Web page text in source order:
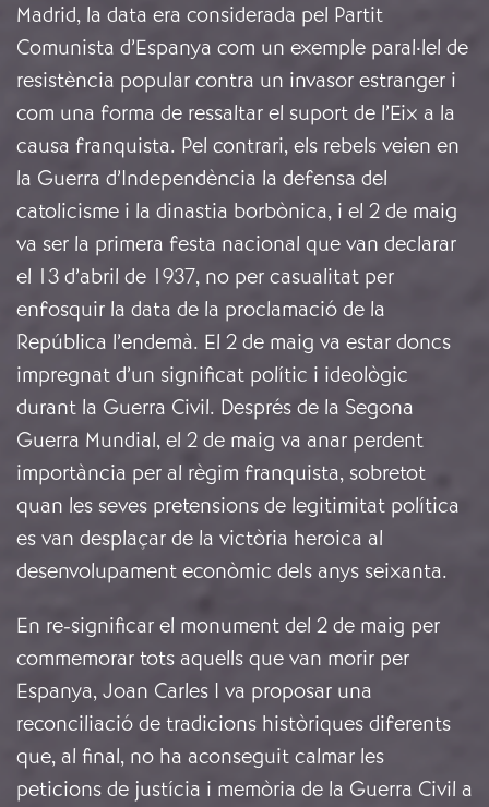
Madrid, la data era considerada pel Partit
Comunista d’Espanya com un exemple paral·lel de
resistència popular contra un invasor estranger i
com una forma de ressaltar el suport de l’Eix a la
causa franquista. Pel contrari, els rebels veien en
la Guerra d’Independència la defensa del
catolicisme i la dinastia borbònica, i el 2 de maig
va ser la primera festa nacional que van declarar
el 13 d’abril de 1937, no per casualitat per
enfosquir la data de la proclamació de la
República l’endemà. El 2 de maig va estar doncs
impregnat d’un significat polític i ideològic
durant la Guerra Civil. Després de la Segona
Guerra Mundial, el 2 de maig va anar perdent
importància per al règim franquista, sobretot
quan les seves pretensions de legitimitat política
es van desplaçar de la victòria heroica al
desenvolupament econòmic dels anys seixanta.
En re-significar el monument del 2 de maig per
commemorar tots aquells que van morir per
Espanya, Joan Carles I va proposar una
reconciliació de tradicions històriques diferents
que, al final, no ha aconseguit calmar les
peticions de justícia i memòria de la Guerra Civil a